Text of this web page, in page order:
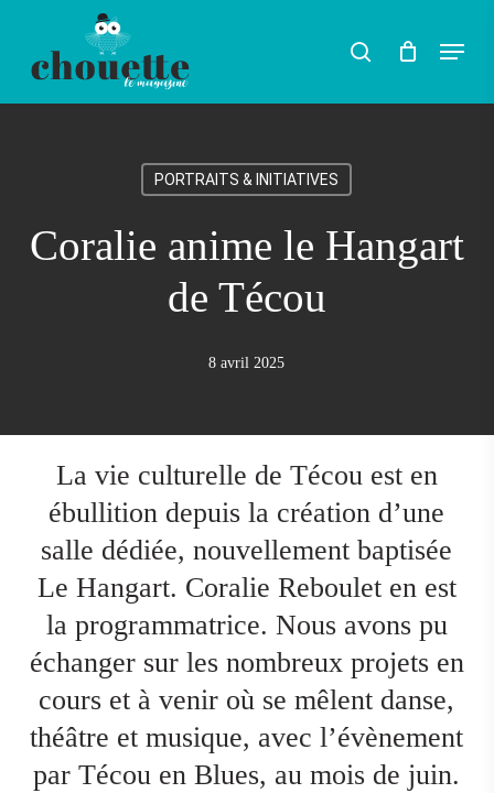
Rechercher
search Menu
PORTRAITS & INITIATIVES
Coralie anime le Hangart
de Técou
8 avril 2025
La vie culturelle de Técou est en
ébullition depuis la création d’une
salle dédiée, nouvellement baptisée
Le Hangart. Coralie Reboulet en est
la programmatrice. Nous avons pu
échanger sur les nombreux projets en
cours et à venir où se mêlent danse,
théâtre et musique, avec l’évènement
par Técou en Blues, au mois de juin.